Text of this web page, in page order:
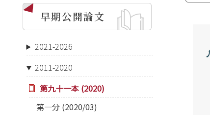
早期公開論文
2021-2026
2011-2020
第九十一本 (2020)
第一分 (2020/03)